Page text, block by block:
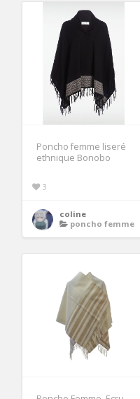
Poncho femme liseré
ethnique Bonobo
3
coline
poncho femme